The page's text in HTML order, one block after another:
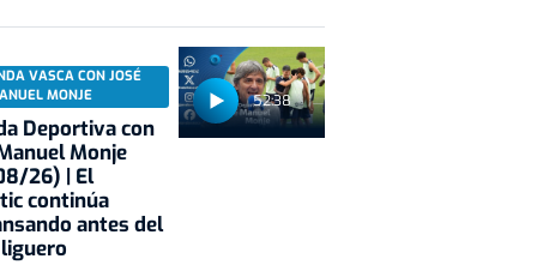
52:38
VASCA CON JOSÉ
MONJE
Deportiva con
Monje
26) | El
continúa
antes del